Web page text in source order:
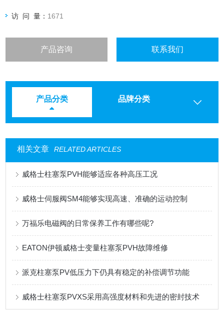
访 问 量： 1671
产品咨询 联系我们
产品分类 品牌分类
相关文章 RELATED ARTICLES
威格士柱塞泵PVH能够适应各种高压工况
威格士伺服阀SM4能够实现高速、准确的运动控制
万福乐电磁阀的日常保养工作有哪些呢?
EATON伊顿威格士变量柱塞泵PVH故障维修
派克柱塞泵PV低压力下仍具有稳定的补偿调节功能
威格士柱塞泵PVXS采用高强度材料和先进的密封技术